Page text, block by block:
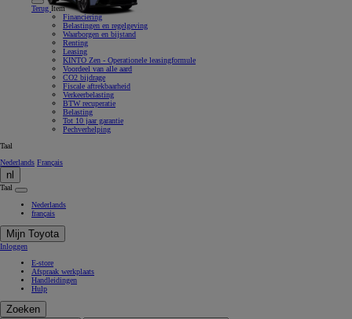
Terug Item
Financiering
Belastingen en regelgeving
Waarborgen en bijstand
Renting
Leasing
KINTO Zen - Operationele leasingformule
Voordeel van alle aard
CO2 bijdrage
Fiscale aftrekbaarheid
Verkeerbelasting
BTW recuperatie
Belasting
Tot 10 jaar garantie
Pechverhelping
Taal
Nederlands Français
nl
Taal
Nederlands
français
Mijn Toyota
Inloggen
E-store
Afspraak werkplaats
Handleidingen
Hulp
Zoeken